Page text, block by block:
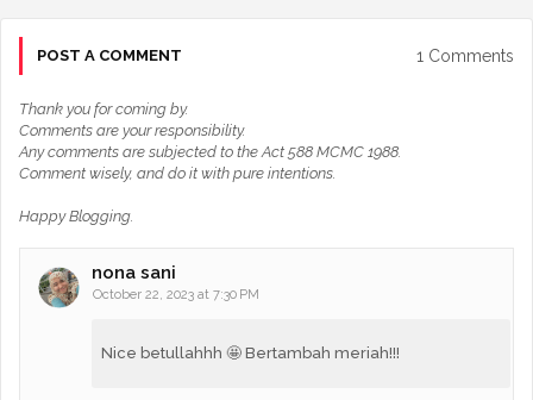
POST A COMMENT 1 Comments
Thank you for coming by.
Comments are your responsibility.
Any comments are subjected to the Act 588 MCMC 1988.
Comment wisely, and do it with pure intentions.
Happy Blogging.
nona sani
October 22, 2023 at 7:30 PM
Nice betullahhh 🤩 Bertambah meriah!!!